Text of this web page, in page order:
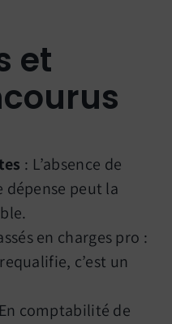
et
: L’absence de
peut la
en charges pro :
c’est un
comptabilité de